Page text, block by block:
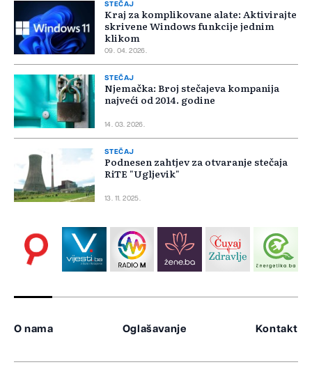
STEČAJ
Kraj za komplikovane alate: Aktivirajte
skrivene Windows funkcije jednim
klikom
09. 04. 2026.
STEČAJ
Njemačka: Broj stečajeva kompanija
najveći od 2014. godine
14. 03. 2026.
STEČAJ
Podnesen zahtjev za otvaranje stečaja
RiTE "Ugljevik"
13. 11. 2025.
O nama Oglašavanje Kontakt